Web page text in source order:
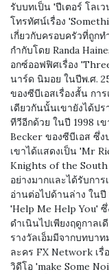
รับบทเป็น 'ปีเตอร์ โลเ
โทรทัศน์เรื่อง
เกี่ยวกับครอบครัวที่ถูก
กำกับโดย Randa
อกซ์ออฟฟิศเรื่อง
นาร์ด นิมอย ในปีพ.ศ.
ของซีบีเอสเรื่องสั้น กา
เดียวกันนั้นเขายังได้ป
ทีวีอีกด้วย ในปี 1998 เ
Becker ของซีบีเอส ซึ่ง
เขาได้แสดงเป็น 'Mr
Knights of the South
อย่างมากและได้รับกา
อ่านต่อไปด้านล่าง ในปี
'Help Me Help You'
ดำเนินไปเพียงฤดูกาล
รางวัลเอ็มมีจากบทบา
ละคร FX Network เรื่
วิดีโอ 'make Some